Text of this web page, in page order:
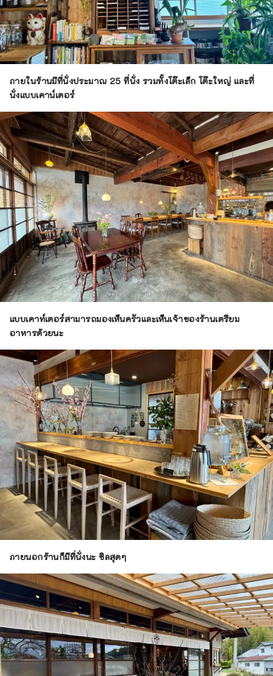
ภายในร้านมีที่นั่งประมาณ 25 ที่นั่ง รวมทั้งโต๊ะเล็ก โต๊ะใหญ่ และที่
นั่งแบบเคาน์เตอร์
แบบเคาท์เตอร์สามารถมองเห็นครัวและเห็นเจ้าของร้านเตรียม
อาหารด้วยนะ
ภายนอกร้านก็มีที่นั่งนะ ชิลสุดๆ